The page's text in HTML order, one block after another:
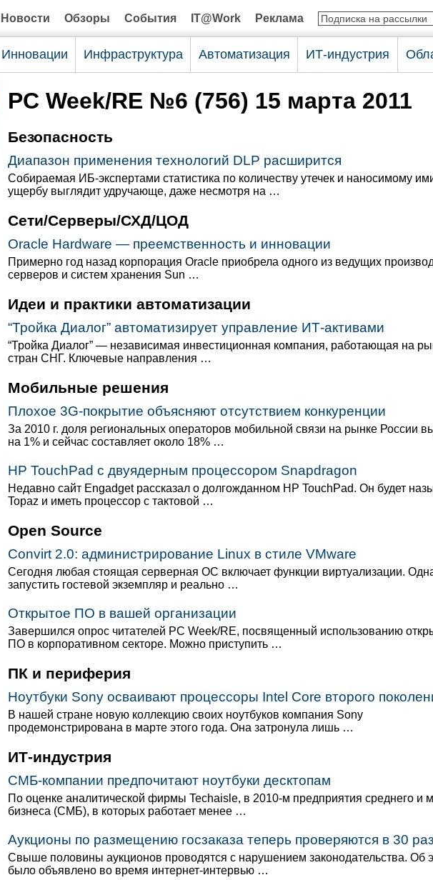
Новости Обзоры События IT@Work Реклама
Инновации Инфраструктура Автоматизация ИТ-индустрия
PC Week/RE №6 (756) 15 марта 2011
Безопасность
Диапазон применения технологий DLP расширится
Собираемая ИБ-экспертами статистика по количеству утечек и наносимому
ущербу выглядит удручающе, даже несмотря на …
Сети/Серверы/СХД/ЦОД
Oracle Hardware — преемственность и инновации
Примерно год назад корпорация Oracle приобрела одного из ведущих
серверов и систем хранения Sun …
Идеи и практики автоматизации
“Тройка Диалог” автоматизирует управление ИТ-активами
“Тройка Диалог” — независимая инвестиционная компания, работающая на
стран СНГ. Ключевые направления …
Мобильные решения
Плохое 3G-покрытие объясняют отсутствием конкуренции
За 2010 г. доля региональных операторов мобильной связи на рынке России
на 1% и сейчас составляет около 18% …
HP TouchPad с двуядерным процессором Snapdragon
Недавно сайт Engadget рассказал о долгожданном HP TouchPad. Он будет
Topaz и иметь процессор с тактовой …
Open Source
Convirt 2.0: администрирование Linux в стиле VMware
Сегодня любая стоящая серверная ОС включает функции виртуализации.
запустить гостевой экземпляр и реально …
Открытое ПО в вашей организации
Завершился опрос читателей PC Week/RE, посвященный использованию
ПО в корпоративном секторе. Можно приступить …
ПК и периферия
Ноутбуки Sony осваивают процессоры Intel Core второго
В нашей стране новую коллекцию своих ноутбуков компания Sony
продемонстрирована в марте этого года. Она затронула лишь …
ИТ-индустрия
СМБ-компании предпочитают ноутбуки десктопам
По оценке аналитической фирмы Techaisle, в 2010-м предприятия среднего и
бизнеса (СМБ), в которых работает менее …
Аукционы по размещению госзаказа теперь проверяются в 30
Свыше половины аукционов проводятся с нарушением законодательства. Об
было объявлено во время интернет-интервью …